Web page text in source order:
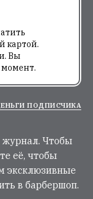
картой.
Вы
момент.
ПОДПИСЧИКА
журнал. Чтобы
её, чтобы
эксклюзивные
в барбершоп.